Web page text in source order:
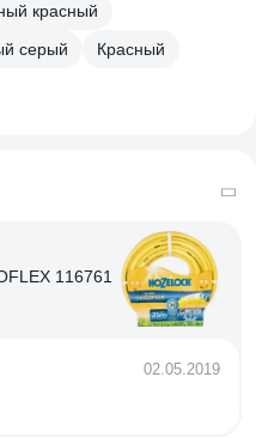
красный
серый
Красный
116761
02.05.2019